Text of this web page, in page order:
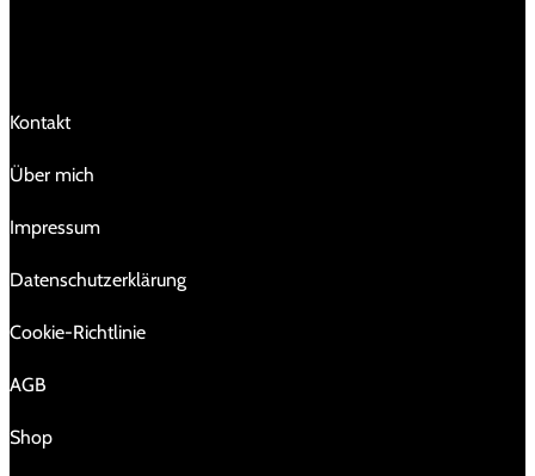
Kontakt
Über mich
Impressum
Da­ten­schutz­er­klä­rung
Cookie-Richtlinie
AGB
Shop